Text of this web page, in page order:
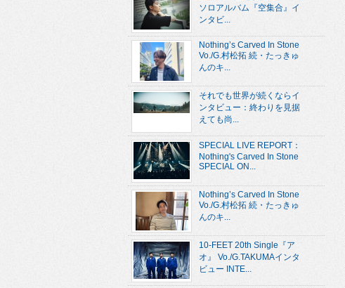
ソロアルバム『空集合』イ
ンタビ...
Nothing’s Carved In Stone
Vo./G.村松拓 続・たっきゅ
んのキ...
それでも世界が続くならイ
ンタビュー：終わりを見据
えても尚...
SPECIAL LIVE REPORT：
Nothing's Carved In Stone
SPECIAL ON...
Nothing’s Carved In Stone
Vo./G.村松拓 続・たっきゅ
んのキ...
10-FEET 20th Single『ア
オ』 Vo./G.TAKUMAインタ
ビュー INTE...